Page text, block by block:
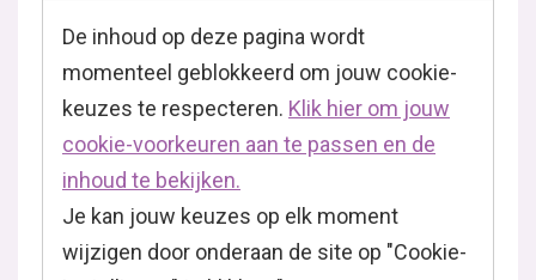
De inhoud op deze pagina wordt
momenteel geblokkeerd om jouw cookie-
keuzes te respecteren. Klik hier om jouw
cookie-voorkeuren aan te passen en de
inhoud te bekijken.
Je kan jouw keuzes op elk moment
wijzigen door onderaan de site op "Cookie-